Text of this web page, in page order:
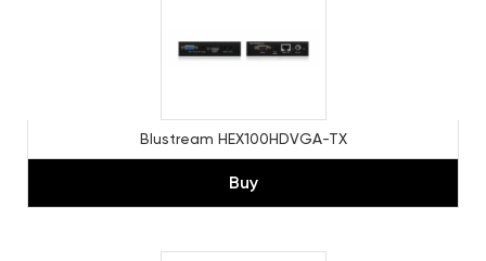
Blustream HEX100HDVGA-TX
Buy